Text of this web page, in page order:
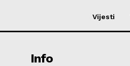
Vijesti
Info